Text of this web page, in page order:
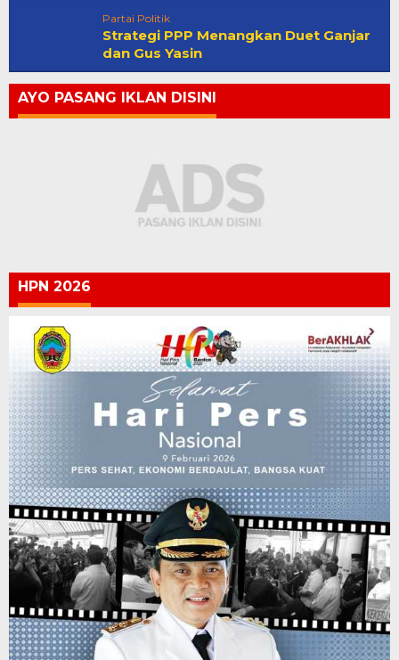
Partai Politik
Strategi PPP Menangkan Duet Ganjar
dan Gus Yasin
AYO PASANG IKLAN DISINI
HPN 2026